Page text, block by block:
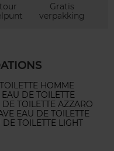
Gratis
verpakking
HOMME
DE TOILETTE
DE TOILETTE AZZARO
EAU DE TOILETTE
DE TOILETTE LIGHT